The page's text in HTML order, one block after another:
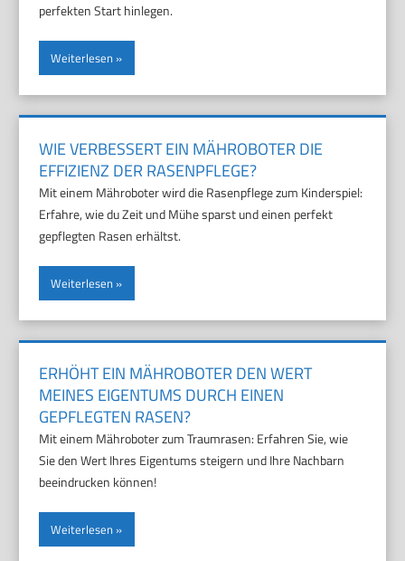
perfekten Start hinlegen.
Weiterlesen
WIE VERBESSERT EIN MÄHROBOTER DIE
EFFIZIENZ DER RASENPFLEGE?
Mit einem Mähroboter wird die Rasenpflege zum Kinderspiel:
Erfahre, wie du Zeit und Mühe sparst und einen perfekt
gepflegten Rasen erhältst.
Weiterlesen
ERHÖHT EIN MÄHROBOTER DEN WERT
MEINES EIGENTUMS DURCH EINEN
GEPFLEGTEN RASEN?
Mit einem Mähroboter zum Traumrasen: Erfahren Sie, wie
Sie den Wert Ihres Eigentums steigern und Ihre Nachbarn
beeindrucken können!
Weiterlesen